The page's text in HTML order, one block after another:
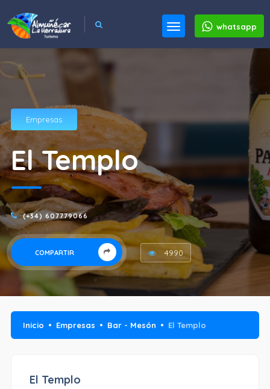
whatsapp
Empresas
El Templo
(+34) 607779066
COMPARTIR 4990
Inicio Empresas Bar - Mesón El Templo
El Templo